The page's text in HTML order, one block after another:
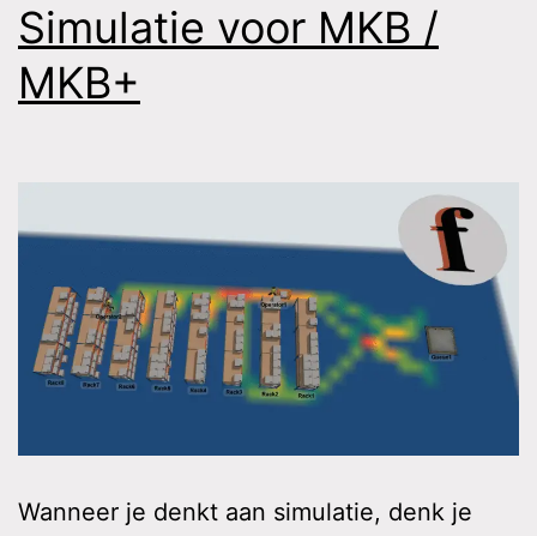
Simulatie voor MKB /
MKB+
Wanneer je denkt aan simulatie, denk je